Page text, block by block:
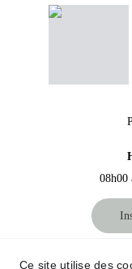
Crédit
08h00
Ce site utilise des